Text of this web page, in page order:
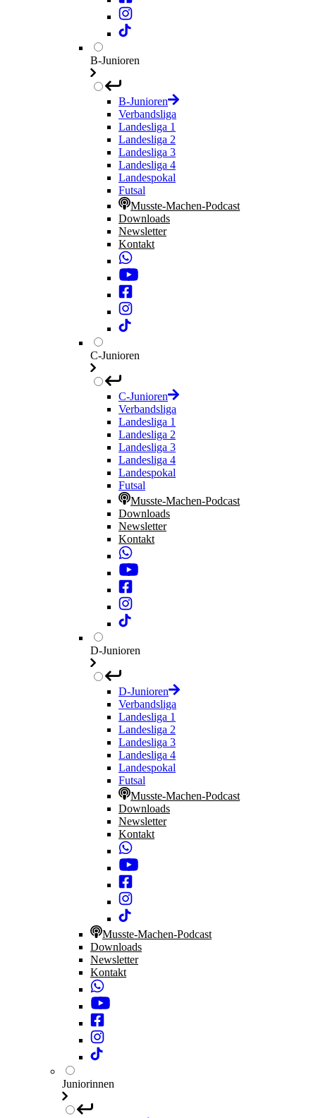
B-Junioren
B-Junioren
Verbandsliga
Landesliga 1
Landesliga 2
Landesliga 3
Landesliga 4
Landespokal
Futsal
Musste-Machen-Podcast
Downloads
Newsletter
Kontakt
C-Junioren
C-Junioren
Verbandsliga
Landesliga 1
Landesliga 2
Landesliga 3
Landesliga 4
Landespokal
Futsal
Musste-Machen-Podcast
Downloads
Newsletter
Kontakt
D-Junioren
D-Junioren
Verbandsliga
Landesliga 1
Landesliga 2
Landesliga 3
Landesliga 4
Landespokal
Futsal
Musste-Machen-Podcast
Downloads
Newsletter
Kontakt
Musste-Machen-Podcast
Downloads
Newsletter
Kontakt
Juniorinnen